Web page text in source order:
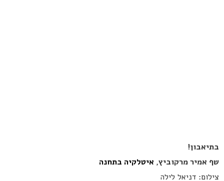
בתיאבון!
שף אמיר מרקוביץ, איטלקיה בתחנה
צילום: דניאל לילה